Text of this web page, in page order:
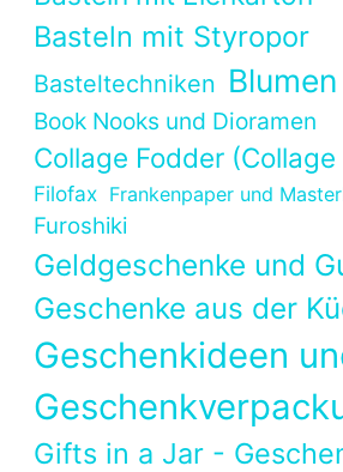
Basteln mit Styropor
Basteltechniken
Book Nooks und Dioramen
Collage Fodder
Filofax Frankenpaper und
Furoshiki
Geldgeschenke und
Geschenke aus der
Geschenkideen
Gifts in a Jar -